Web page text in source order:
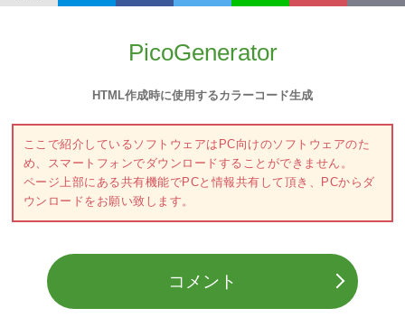
PicoGenerator
HTML作成時に使用するカラーコード生成
ここで紹介しているソフトウェアはPC向けのソフトウェアのた
め、スマートフォンでダウンロードすることができません。
ページ上部にある共有機能でPCと情報共有して頂き、PCからダ
ウンロードをお願い致します。
コメント